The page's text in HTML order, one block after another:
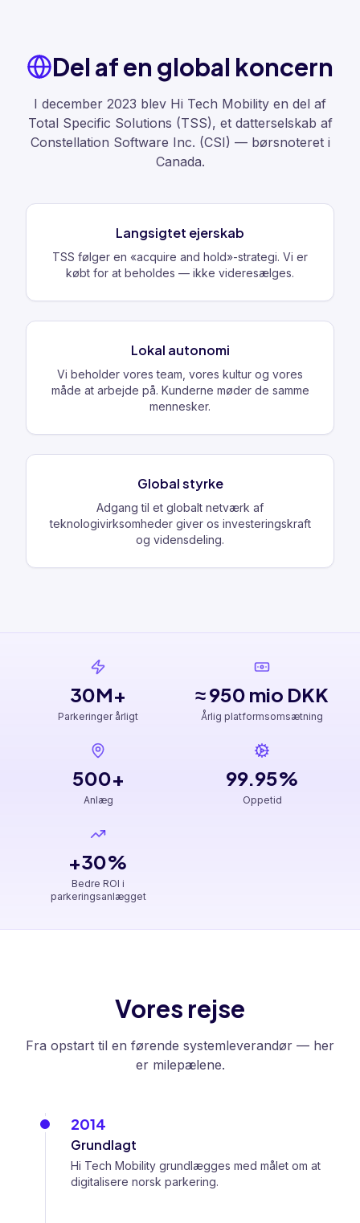
Del af en global koncern
I december 2023 blev Hi Tech Mobility en del af
Total Specific Solutions (TSS), et datterselskab af
Constellation Software Inc. (CSI) — børsnoteret i
Canada.
Langsigtet ejerskab
TSS følger en «acquire and hold»-strategi. Vi er
købt for at beholdes — ikke videresælges.
Lokal autonomi
Vi beholder vores team, vores kultur og vores
måde at arbejde på. Kunderne møder de samme
mennesker.
Global styrke
Adgang til et globalt netværk af
teknologivirksomheder giver os investeringskraft
og vidensdeling.
30M+
Parkeringer årligt
≈ 950 mio DKK
Årlig platformsomsætning
500+
Anlæg
99.95%
Oppetid
+30%
Bedre ROI i
parkeringsanlægget
Vores rejse
Fra opstart til en førende systemleverandør — her
er milepælene.
2014
Grundlagt
Hi Tech Mobility grundlægges med målet om at
digitalisere norsk parkering.